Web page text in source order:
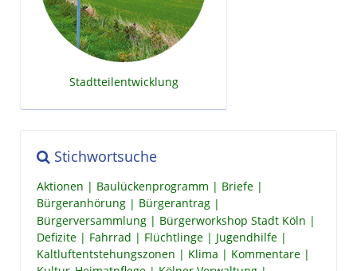
Stadtteilentwicklung
Stichwortsuche
Aktionen Baulückenprogramm
Briefe
Bürgeranhörung
Bürgerantrag
Bürgerversammlung
Bürgerworkshop Stadt Köln
Defizite
Fahrrad Flüchtlinge
Jugendhilfe
Kaltluftentstehungszonen
Klima
Kommentare